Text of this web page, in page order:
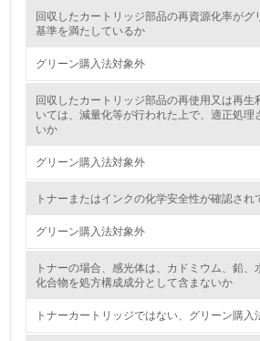
従業員が環境方針に基づいて自分の業務の中
境対策を理解し、実践している
環境活動に関する規格やプログラムを導入し
→ 導入している規格名
第三者認証を取得している
2.環境への取り組み
資源・エネルギー
9.
回収したカートリッジ部品の再資源化率がグ
基準を満たしているか
グリーン購入法対象外
回収したカートリッジ部品の再使用又は再生
いては、減量化等が行われた上で、適正処理
いか
グリーン購入法対象外
トナーまたはインクの化学安全性が確認され
グリーン購入法対象外
トナーの場合、感光体は、カドミウム、鉛
化合物を処方構成成分として含まないか
トナーカートリッジではない、グリーン購入